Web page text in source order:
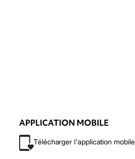
APPLICATION MOBILE
Télécharger l’application mobile